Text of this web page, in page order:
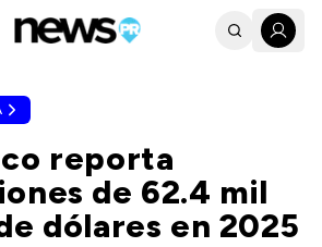
reporta
de 62.4 mil
dólares en 2025